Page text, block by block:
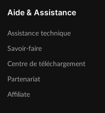
Aide & Assistance
Assistance technique
Savoir-faire
Centre de téléchargement
Partenariat
Affiliate